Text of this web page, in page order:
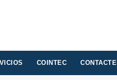
COINTEC